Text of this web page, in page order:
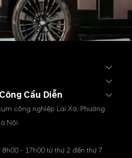
Cầu Diễn
công nghiệp Lai Xá, Phường
Nội
- 17h00 từ thứ 2 đến thứ 7